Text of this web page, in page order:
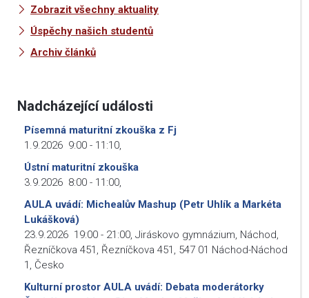
Zobrazit všechny aktuality
Úspěchy našich studentů
Archiv článků
Nadcházející události
Písemná maturitní zkouška z Fj
1.9.2026 9:00 - 11:10
Ústní maturitní zkouška
3.9.2026 8:00 - 11:00
AULA uvádí: Michealův Mashup (Petr Uhlík a Markéta
Lukášková)
23.9.2026 19:00 - 21:00 Jiráskovo gymnázium, Náchod,
Řezníčkova 451, Řezníčkova 451, 547 01 Náchod-Náchod
1, Česko
Kulturní prostor AULA uvádí: Debata moderátorky